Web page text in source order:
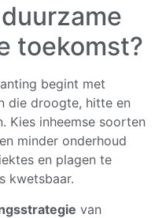
toekomst?
begint met
die droogte, hitte en
Kies inheemse soorten
minder onderhoud
en plagen te
kwetsbaar.
van